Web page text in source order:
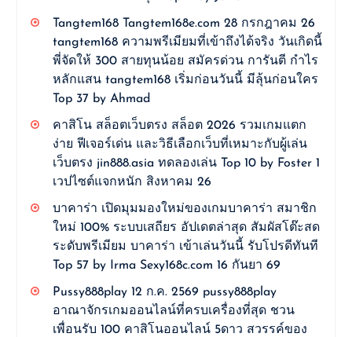
Tangtem168 Tangtem168e.com 28 กรกฎาคม 26
tangtem168 ความพรีเมียมที่เข้าถึงได้จริง วันเกิดนี้
พี่จัดให้ 300 สายทุนน้อย สมัครด่วน การันตี กำไร
หลักแสน tangtem168 เริ่มก่อนวันนี้ มีลุ้นก่อนใคร
Top 37 by Ahmad
คาสิโน สล็อตเว็บตรง สล็อต 2026 รวมเกมแตก
ง่าย ฟีเจอร์เด่น และวิธีเลือกเว็บที่เหมาะกับผู้เล่น
เว็บตรง jin888.asia ทดลองเล่น Top 10 by Foster 1
เวปไซต์แจกหนัก สิงหาคม 26
บาคาร่า เปิดมุมมองใหม่ของเกมบาคาร่า สมาชิก
ใหม่ 100% ระบบเสถียร อัปเดตล่าสุด สัมผัสโต๊ะสด
ระดับพรีเมียม บาคาร่า เข้าเล่นวันนี้ รับโปรดีทันที
Top 57 by Irma Sexy168c.com 16 กันยา 69
Pussy888play 12 ก.ค. 2569 pussy888play
อาณาจักรเกมออนไลน์ที่ครบเครื่องที่สุด ชวน
เพื่อนรับ 100 คาสิโนออนไลน์ 5ดาว สวรรค์ของ